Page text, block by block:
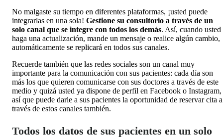
No malgaste su tiempo en diferentes plataformas, ¡usted puede
integrarlas en una sola! Gestione su consultorio a través de un
solo canal que se integre con todos los demás. Así, cuando usted
haga una actualización, mande un mensaje o realice algún cambio,
automáticamente se replicará en todos sus canales.
Recuerde también que las redes sociales son un canal muy
importante para la comunicación con sus pacientes: cada día son
más los que quieren comunicarse con sus doctores a través de este
medio y quizá usted ya dispone de perfil en Facebook o Instagram,
así que puede darle a sus pacientes la oportunidad de reservar cita a
través de estos canales también.
Todos los datos de sus pacientes en un solo